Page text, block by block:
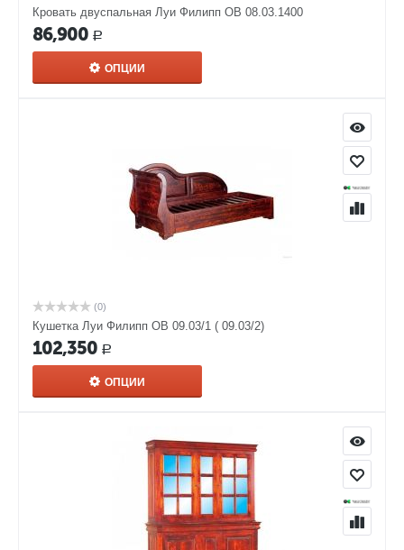
Кровать двуспальная Луи Филипп ОВ 08.03.1400
86,900 Р
ОПЦИИ
(0)
Кушетка Луи Филипп ОВ 09.03/1 ( 09.03/2)
102,350 Р
ОПЦИИ